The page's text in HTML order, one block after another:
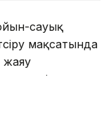
сауық
мақсатында
жаяу
жүріп, жаяу